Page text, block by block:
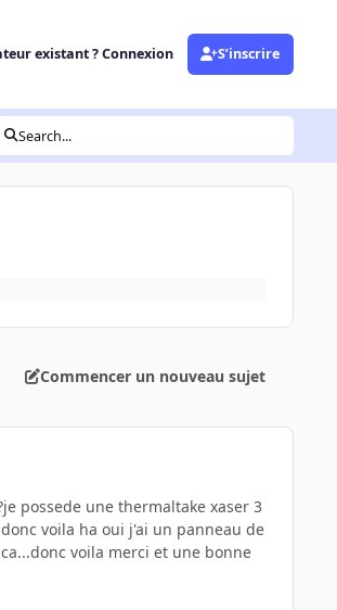
existant ? Connexion S’inscrire
Search...
Commencer un nouveau sujet
possede une thermaltake xaser 3
voila ha oui j'ai un panneau de
voila merci et une bonne